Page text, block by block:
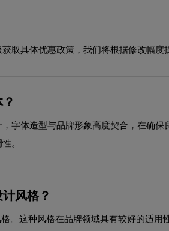
取具体优惠政策，我们将根据修改幅度
字体造型与品牌形象高度契合，在确
。
风格？
。这种风格在品牌领域具有较好的适